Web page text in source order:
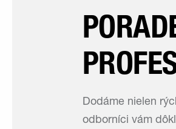
Dodáme nielen
odborníci vám